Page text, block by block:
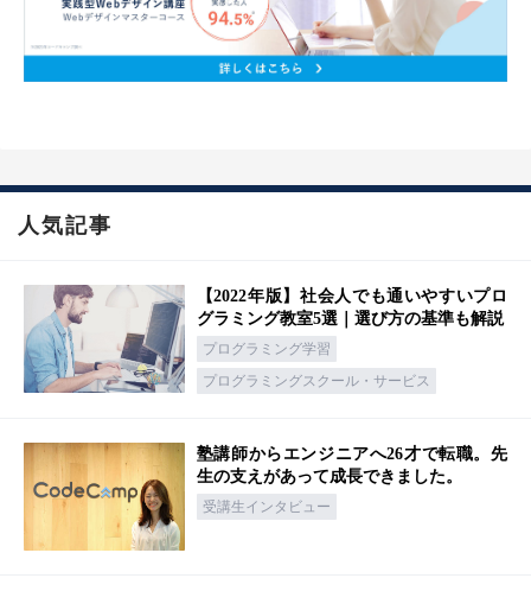
人気記事
【2022年版】社会人でも通いやすいプロ
グラミング教室5選｜選び方の基準も解説
プログラミング学習
プログラミングスクール・サービス
塾講師からエンジニアへ26才で転職。先
生の支えがあって成長できました。
受講生インタビュー